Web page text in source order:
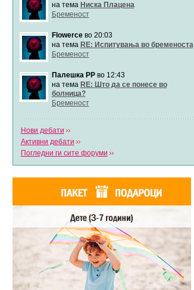
на тема Ниска Плацена
Бременост
Flowerceво 20:03
на тема RE: Испитувања во бременоста
Бременост
Палешка РРво 12:43
на тема RE: Што да се понесе во
болница?
Бременост
Нови дебати
Активни дебати
Погледни ги сите форуми